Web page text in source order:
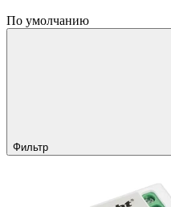
По умолчанию
Фильтр